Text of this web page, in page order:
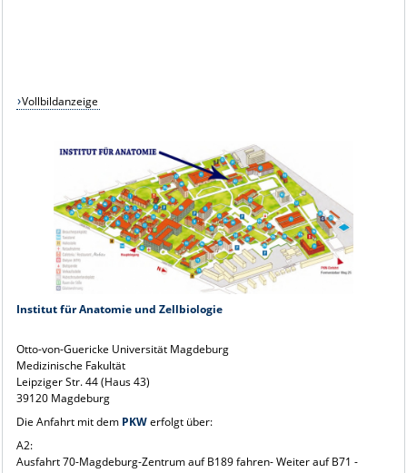
Vollbildanzeige
Institut für Anatomie und Zellbiologie
Otto-von-Guericke Universität Magdeburg
Medizinische Fakultät
Leipziger Str. 44 (Haus 43)
39120 Magdeburg
Die Anfahrt mit dem PKWerfolgt über:
A2:
Ausfahrt 70-Magdeburg-Zentrum auf B189 fahren- Weiter auf B71 -